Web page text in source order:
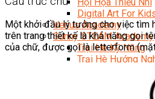
Digital Art For
Venus Academy
Sunny STEAM Academy
Trại Hè Kỹ Năng
Trại Hè Hướng
Chuyên Đề Á Âu
Chuyên Đề Kỹ
Khóa Học Nấu Ăn
Một khởi đầu lý tưởng cho việc tìm
trên trang thiết kế là khả năng gọi
của chữ, được gọi là letterform